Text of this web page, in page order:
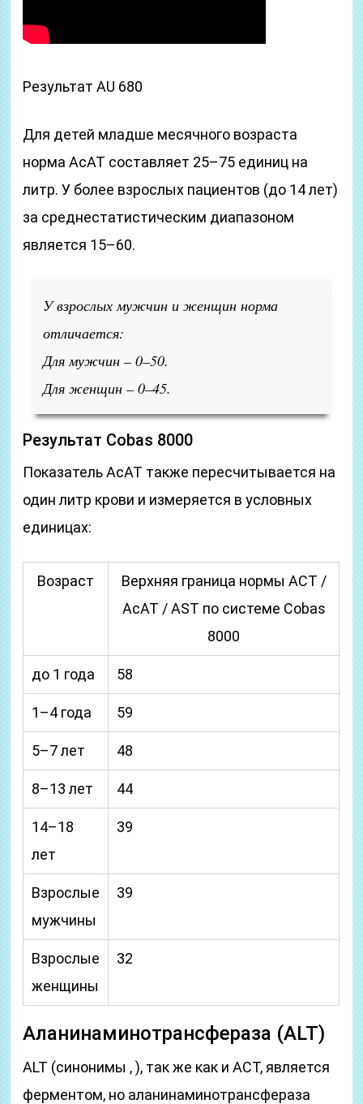
Результат AU 680
Для детей младше месячного возраста
норма АсАТ составляет 25–75 единиц на
литр. У более взрослых пациентов (до 14 лет)
за среднестатистическим диапазоном
является 15–60.
У взрослых мужчин и женщин норма
отличается:
Для мужчин – 0–50.
Для женщин – 0–45.
Результат Cobas 8000
Показатель АсАТ также пересчитывается на
один литр крови и измеряется в условных
единицах:
Возраст
Верхняя граница нормы АСТ /
АсАТ / AST по системе Cobas
8000
до 1 года 58
1–4 года 59
5–7 лет 48
8–13 лет 44
14–18
лет
39
Взрослые
мужчины
39
Взрослые
женщины
32
Аланин­амино­трансфераза (ALT)
ALT (синонимы , ), так же как и АСТ, является
ферментом, но аланин­амино­трансфераза